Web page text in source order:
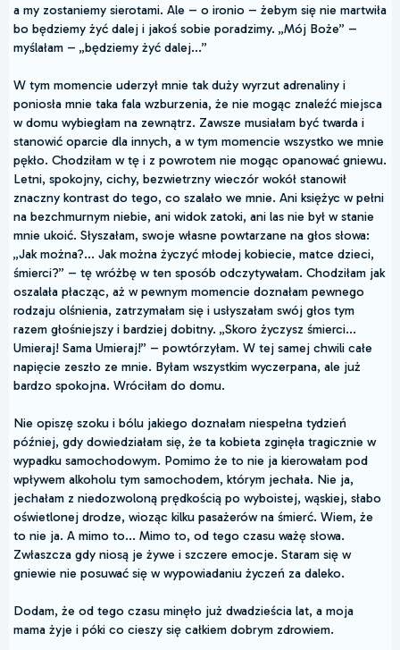
a my zostaniemy sierotami. Ale – o ironio – żebym się nie martwiła
bo będziemy żyć dalej i jakoś sobie poradzimy. „Mój Boże” –
myślałam – „będziemy żyć dalej...”
W tym momencie uderzył mnie tak duży wyrzut adrenaliny i
poniosła mnie taka fala wzburzenia, że nie mogąc znaleźć miejsca
w domu wybiegłam na zewnątrz. Zawsze musiałam być twarda i
stanowić oparcie dla innych, a w tym momencie wszystko we mnie
pękło. Chodziłam w tę i z powrotem nie mogąc opanować gniewu.
Letni, spokojny, cichy, bezwietrzny wieczór wokół stanowił
znaczny kontrast do tego, co szalało we mnie. Ani księżyc w pełni
na bezchmurnym niebie, ani widok zatoki, ani las nie był w stanie
mnie ukoić. Słyszałam, swoje własne powtarzane na głos słowa:
„Jak można?... Jak można życzyć młodej kobiecie, matce dzieci,
śmierci?” – tę wróżbę w ten sposób odczytywałam. Chodziłam jak
oszalała płacząc, aż w pewnym momencie doznałam pewnego
rodzaju olśnienia, zatrzymałam się i usłyszałam swój głos tym
razem głośniejszy i bardziej dobitny. „Skoro życzysz śmierci...
Umieraj! Sama Umieraj!” – powtórzyłam. W tej samej chwili całe
napięcie zeszło ze mnie. Byłam wszystkim wyczerpana, ale już
bardzo spokojna. Wróciłam do domu.
Nie opiszę szoku i bólu jakiego doznałam niespełna tydzień
później, gdy dowiedziałam się, że ta kobieta zginęła tragicznie w
wypadku samochodowym. Pomimo że to nie ja kierowałam pod
wpływem alkoholu tym samochodem, którym jechała. Nie ja,
jechałam z niedozwoloną prędkością po wyboistej, wąskiej, słabo
oświetlonej drodze, wioząc kilku pasażerów na śmierć. Wiem, że
to nie ja. A mimo to... Mimo to, od tego czasu ważę słowa.
Zwłaszcza gdy niosą je żywe i szczere emocje. Staram się w
gniewie nie posuwać się w wypowiadaniu życzeń za daleko.
Dodam, że od tego czasu minęło już dwadzieścia lat, a moja
mama żyje i póki co cieszy się całkiem dobrym zdrowiem.